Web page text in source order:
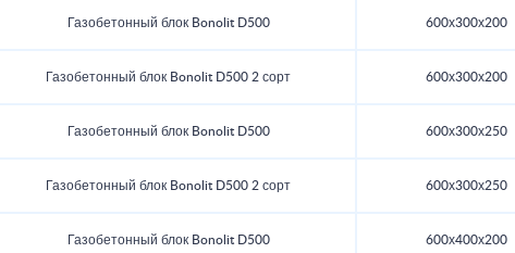
Газобетонный блок Bonolit D500 600х300х200
Газобетонный блок Bonolit D500 2 сорт 600х300х200
Газобетонный блок Bonolit D500 600х300х250
Газобетонный блок Bonolit D500 2 сорт 600х300х250
Газобетонный блок Bonolit D500 600х400х200